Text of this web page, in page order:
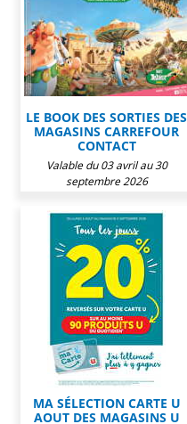
LE BOOK DES SORTIES DES
MAGASINS CARREFOUR
CONTACT
Valable du 03 avril au 30
septembre 2026
MA SÉLECTION CARTE U
AOUT DES MAGASINS U